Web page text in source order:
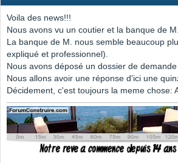
Voila des news!!!
Nous avons vu un coutier et la banque de M.
La banque de M. nous semble beaucoup
expliqué et professionnel).
Nous avons déposé un dossier de
Nous allons avoir une réponse d'ici une
Décidement, c'est toujours la meme chose: